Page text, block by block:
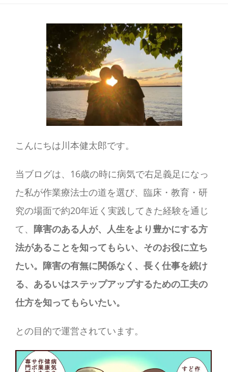
こんにちは川本健太郎です。
当ブログは、16歳の時に病気で右足義足になっ
た私が作業療法士の道を選び、臨床・教育・研
究の場面で約20年近く実践してきた経験を通じ
て、 障害のある人が、人生をより豊かにする方
法があることを知ってもらい、そのお役に立ち
たい。障害の有無に関係なく、長く仕事を続け
る、あるいはステップアップするための工夫の
仕方を知ってもらいたい。
との目的で運営されています。